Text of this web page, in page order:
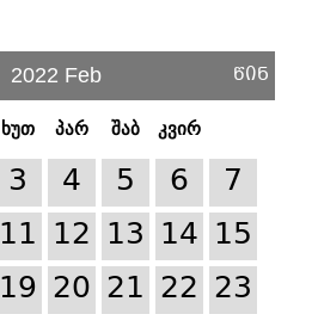
2022 Feb წინ
ხუთ პარ შაბ კვირ
3 4 5 6
7
11 12 13 14 15
19 20 21 22 23